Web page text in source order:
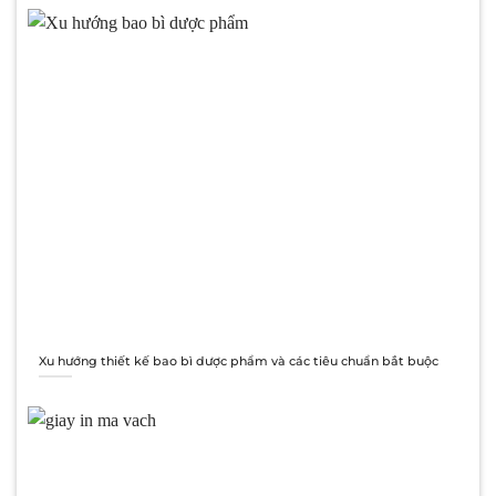
Xu hướng thiết kế bao bì dược phẩm và các tiêu chuẩn bắt buộc